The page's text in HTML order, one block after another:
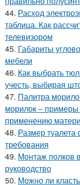
44. Расход
таблица. Как
телевизором
45. Габариты
мебели
46. Как выбрать
учесть, выбирая
47. Палитра
морилок – примеры
применению
48. Размер туалета
требования
49. Монтаж полков
руководство
50. Можно ли